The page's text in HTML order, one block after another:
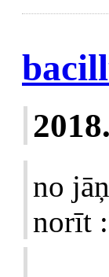
no
norīt